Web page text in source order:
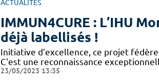
ACTUALITÉS
IMMUN4CURE : L’IHU
déjà labellisés !
Initiative d'excellence, ce projet
C'est une reconnaissance
23/05/2023 13:35